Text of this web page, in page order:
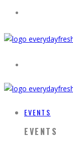
EVENTS
EVENTS